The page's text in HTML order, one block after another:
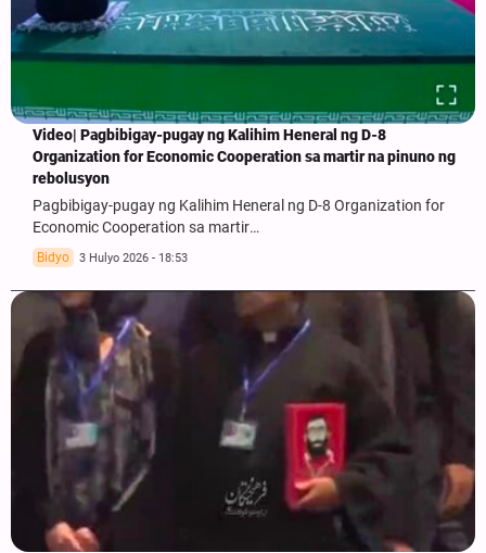
Video| Pagbibigay-pugay ng Kalihim Heneral ng D-8
Organization for Economic Cooperation sa martir na pinuno ng
rebolusyon
Pagbibigay-pugay ng Kalihim Heneral ng D-8 Organization for
Economic Cooperation sa martir…
Bidyo 3 Hulyo 2026 - 18:53